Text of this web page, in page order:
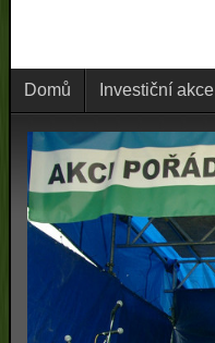
Domů Investiční akce